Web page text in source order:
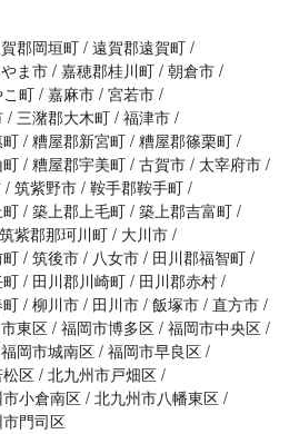
郡岡垣町 遠賀郡遠賀町
ま市 嘉穂郡桂川町 朝倉市
町 嘉麻市 宮若市
三潴郡大木町 福津市
糟屋郡新宮町 糟屋郡篠栗町
糟屋郡宇美町 古賀市
太宰府市
筑紫野市 鞍手郡鞍手町
築上郡上毛町 築上郡吉富町
筑紫郡那珂川町
大川市
筑後市 八女市
田川郡福智町
田川郡川崎町
田川郡赤村
柳川市 田川市 飯塚市 直方市
東区 福岡市博多区 福岡市中央区
福岡市城南区 福岡市早良区
区 北九州市戸畑区
小倉南区 北九州市八幡東区
門司区